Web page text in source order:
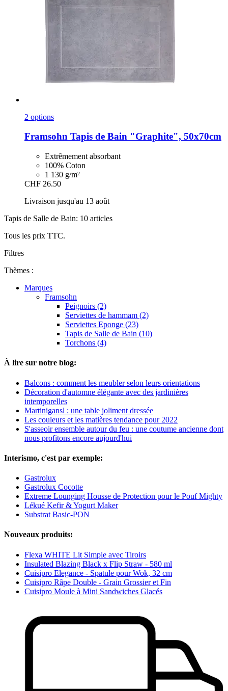
2 options
Framsohn Tapis de Bain "Graphite", 50x70cm
Extrêmement absorbant
100% Coton
1 130 g/m²
CHF 26.50
Livraison jusqu'au 13 août
Tapis de Salle de Bain: 10 articles
Tous les prix TTC.
Filtres
Thèmes :
Marques
Framsohn
Peignoirs (2)
Serviettes de hammam (2)
Serviettes Eponge (23)
Tapis de Salle de Bain (10)
Torchons (4)
À lire sur notre blog:
Balcons : comment les meubler selon leurs orientations
Décoration d'automne élégante avec des jardinières
intemporelles
Martinigansl : une table joliment dressée
Les couleurs et les matières tendance pour 2022
S'asseoir ensemble autour du feu : une coutume ancienne dont
nous profitons encore aujourd'hui
Interismo, c'est par exemple:
Gastrolux
Gastrolux Cocotte
Extreme Lounging Housse de Protection pour le Pouf Mighty
Lékué Kefir & Yogurt Maker
Substrat Basic-PON
Nouveaux produits:
Flexa WHITE Lit Simple avec Tiroirs
Insulated Blazing Black x Flip Straw - 580 ml
Cuisipro Elegance - Spatule pour Wok, 32 cm
Cuisipro Râpe Double - Grain Grossier et Fin
Cuisipro Moule à Mini Sandwiches Glacés